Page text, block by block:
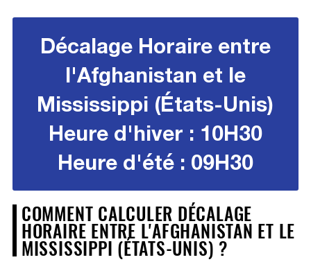
Décalage Horaire entre
l'Afghanistan et le
Mississippi (États-Unis)
Heure d'hiver : 10H30
Heure d'été : 09H30
COMMENT CALCULER DÉCALAGE
HORAIRE ENTRE L'AFGHANISTAN ET LE
MISSISSIPPI (ÉTATS-UNIS) ?